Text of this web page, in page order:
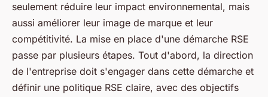
seulement réduire leur impact environnemental, mais
aussi améliorer leur image de marque et leur
compétitivité. La mise en place d'une démarche RSE
passe par plusieurs étapes. Tout d'abord, la direction
de l'entreprise doit s'engager dans cette démarche et
définir une politique RSE claire, avec des objectifs